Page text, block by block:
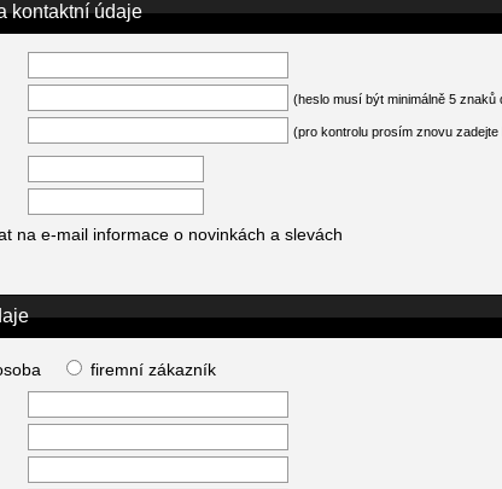
kontaktní údaje
(heslo musí být minimálně 5 znaků
(pro kontrolu prosím znovu zadejte
na e-mail informace o novinkách a slevách
firemní zákazník